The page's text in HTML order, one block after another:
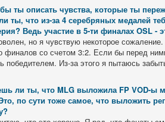
ты описать чувства, которые ты
ты, что из-за 4 серебряных медалей
Ведь участие в 5-ти финалах OSL -
но я чувствую некоторое
финалов со счетом 3:2. Если бы перед
победителем. Из-за этого я пытаюсь
ли ты, что MLG выложила FP VOD-ы
по сути тоже самое, что выложить